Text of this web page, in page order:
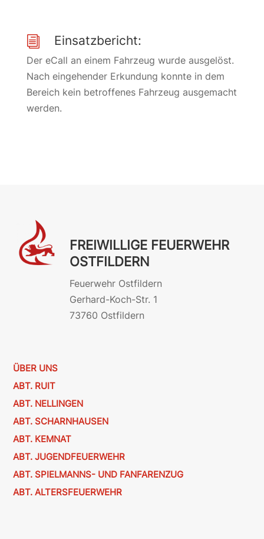
i Einsatzbericht:
Der eCall an einem Fahrzeug wurde ausgelöst.
Nach eingehender Erkundung konnte in dem
Bereich kein betroffenes Fahrzeug ausgemacht
werden.
FREIWILLIGE FEUERWEHR
OSTFILDERN
Feuerwehr Ostfildern
Gerhard-Koch-Str. 1
73760 Ostfildern
ÜBER UNS
ABT. RUIT
ABT. NELLINGEN
ABT. SCHARNHAUSEN
ABT. KEMNAT
ABT. JUGENDFEUERWEHR
ABT. SPIELMANNS- UND FANFARENZUG
ABT. ALTERSFEUERWEHR